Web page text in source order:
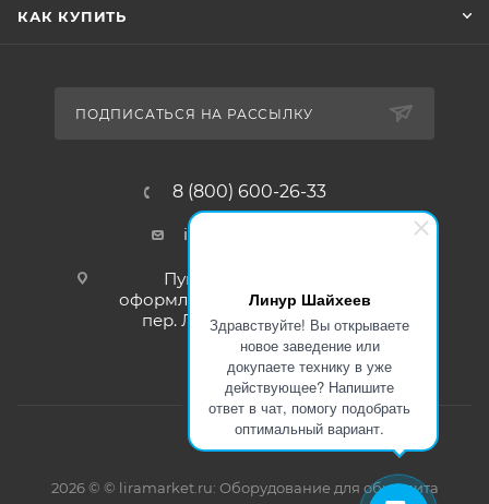
Линур Шайхеев
Здравствуйте! Вы открываете
новое заведение или
докупаете технику в уже
действующее? Напишите
ответ в чат, помогу подобрать
оптимальный вариант.
КАК КУПИТЬ
ПОДПИСАТЬСЯ НА РАССЫЛКУ
8 (800) 600-26-33
info@liramarket.ru
Пункт самовывоза для
оформленных заказов: г. Москва,
пер. Леснорядский, 18, стр. 1
2026 © © liramarket.ru: Оборудование для общепита